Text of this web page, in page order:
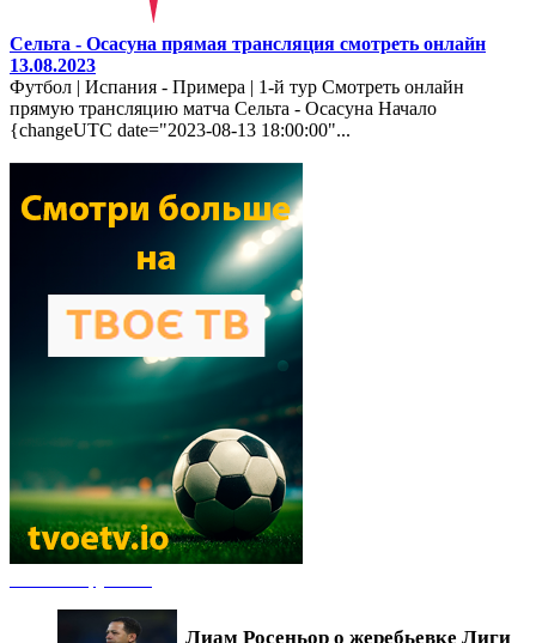
Сельта - Осасуна прямая трансляция смотреть онлайн
13.08.2023
Футбол | Испания - Примера | 1-й тур Смотреть онлайн
прямую трансляцию матча Сельта - Осасуна Начало
{changeUTC date="2023-08-13 18:00:00"...
Лиам Росеньор о жеребьевке Лиги